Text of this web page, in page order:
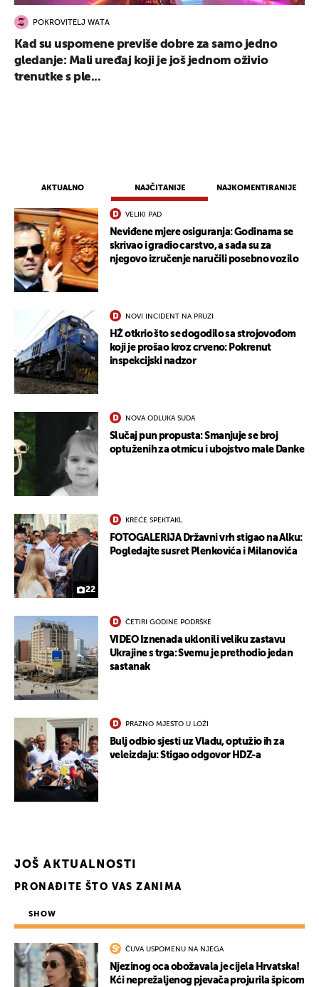
AKTUALNO NAJČITANIJE NAJKOMENTIRANIJE
VELIKI PAD
Neviđene mjere osiguranja: Godinama se
skrivao i gradio carstvo, a sada su za
njegovo izručenje naručili posebno vozilo
NOVI INCIDENT NA PRUZI
HŽ otkrio što se dogodilo sa strojovođom
koji je prošao kroz crveno: Pokrenut
inspekcijski nadzor
NOVA ODLUKA SUDA
Slučaj pun propusta: Smanjuje se broj
optuženih za otmicu i ubojstvo male Danke
22
KREĆE SPEKTAKL
FOTOGALERIJA Državni vrh stigao na Alku:
Pogledajte susret Plenkovića i Milanovića
ČETIRI GODINE PODRŠKE
VIDEO Iznenada uklonili veliku zastavu
Ukrajine s trga: Svemu je prethodio jedan
sastanak
PRAZNO MJESTO U LOŽI
Bulj odbio sjesti uz Vladu, optužio ih za
veleizdaju: Stigao odgovor HDZ-a
JOŠ AKTUALNOSTI
POKROVITELJ WATA
Kad su uspomene previše dobre za samo jedno
gledanje: Mali uređaj koji je još jednom oživio
trenutke s ple...
PRONAĐITE ŠTO VAS ZANIMA
SHOW
ČUVA USPOMENU NA NJEGA
Njezinog oca obožavala je cijela Hrvatska!
Kći neprežaljenog pjevača projurila špicom